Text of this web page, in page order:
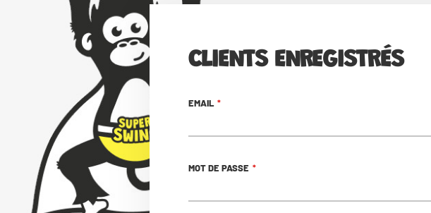
CLIENTS ENREGISTRÉS
EMAIL
MOT DE PASSE